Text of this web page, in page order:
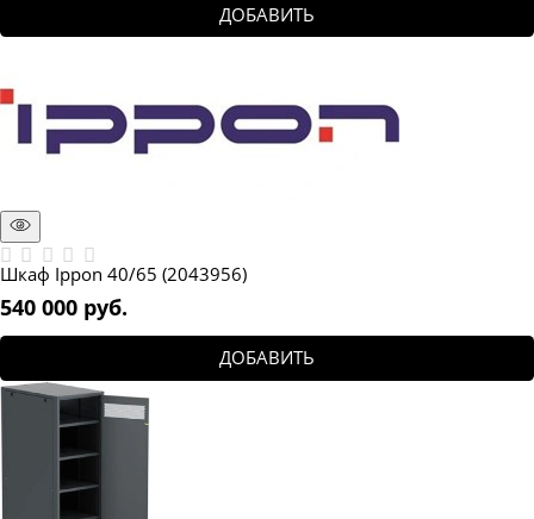
ДОБАВИТЬ
Шкаф Ippon 40/65 (2043956)
540 000 руб.
ДОБАВИТЬ